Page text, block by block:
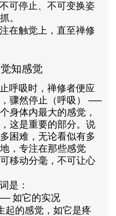
可停止、不可变换姿
。
在触觉上，直至禅修
知感觉
呼吸时，禅修者便应
骤然停止（呼吸）
──
身体内最大的感觉，
这是重要的部分。说
困难，无论看似有多
，专注在那些感觉
移动分毫，不可让心
是：
如它的实况
起的感觉，如它是疼